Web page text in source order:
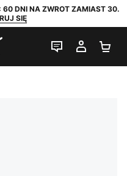
60 DNI NA ZWROT ZAMIAST 30.
SIĘ
CZAT NA
MOJE